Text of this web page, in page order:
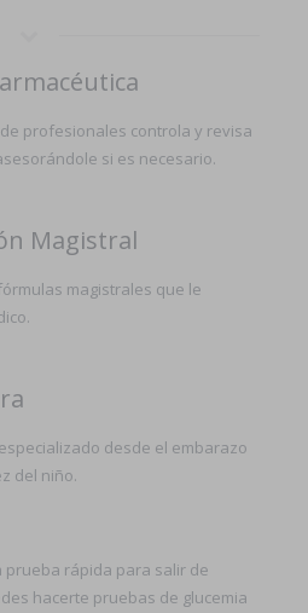
profesionales controla y revisa
si es necesario.
Magistral
magistrales que le
desde el embarazo
del niño.
prueba rápida para salir de
hacerte pruebas de glucemia